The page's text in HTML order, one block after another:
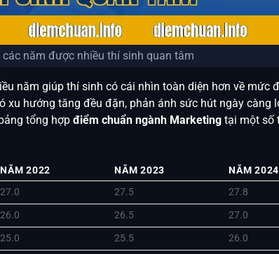
năm được nhiều thí sinh quan tâm
năm giúp thí sinh có cái nhìn toàn diện hơn về mức
xu hướng tăng đều đặn, phản ánh sức hút ngày càng
tổng hợp điểm chuẩn ngành Marketing tại một số
NĂM 2022 NĂM 2023
NĂM 2024
27.0 27.5
27.8
26.0 26.5
27.0
25.0 25.5
26.0